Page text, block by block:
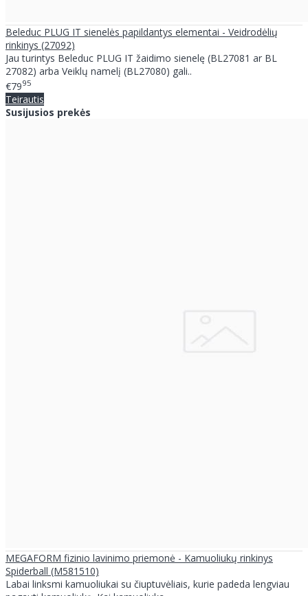
Beleduc PLUG IT sienelės papildantys elementai - Veidrodėlių
rinkinys (27092)
Jau turintys Beleduc PLUG IT žaidimo sienelę (BL27081 ar BL
27082) arba Veiklų namelį (BL27080) gali..
€7995
Teirautis
Susijusios prekės
MEGAFORM fizinio lavinimo priemonė - Kamuoliukų rinkinys
Spiderball (M581510)
Labai linksmi kamuoliukai su čiuptuvėliais, kurie padeda lengviau